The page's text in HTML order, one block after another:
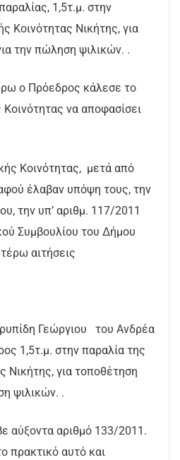
1,5τ.μ. στην
Κοινότητας Νικήτης, για
την πώληση ψιλικών. .
ο Πρόεδρος κάλεσε το
να αποφασίσει
Κοινότητας, μετά από
έλαβαν υπόψη τους, την
την υπ’ αριθμ. 117/2011
Συμβουλίου του Δήμου
αιτήσεις
Γεώργιου του Ανδρέα
1,5τ.μ. στην παραλία της
Νικήτης, για τοποθέτηση
ψιλικών. .
αύξοντα αριθμό 133/2011.
πρακτικό αυτό και